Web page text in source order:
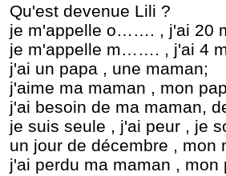
Qu'est devenue Lili ?
je m'appelle o……. , j'ai 20
je m'appelle m……. , j'ai 4
j'ai un papa , une maman;
j'aime ma maman , mon
j'ai besoin de ma maman,
je suis seule , j'ai peur , je
un jour de décembre , mon
j'ai perdu ma maman , mon